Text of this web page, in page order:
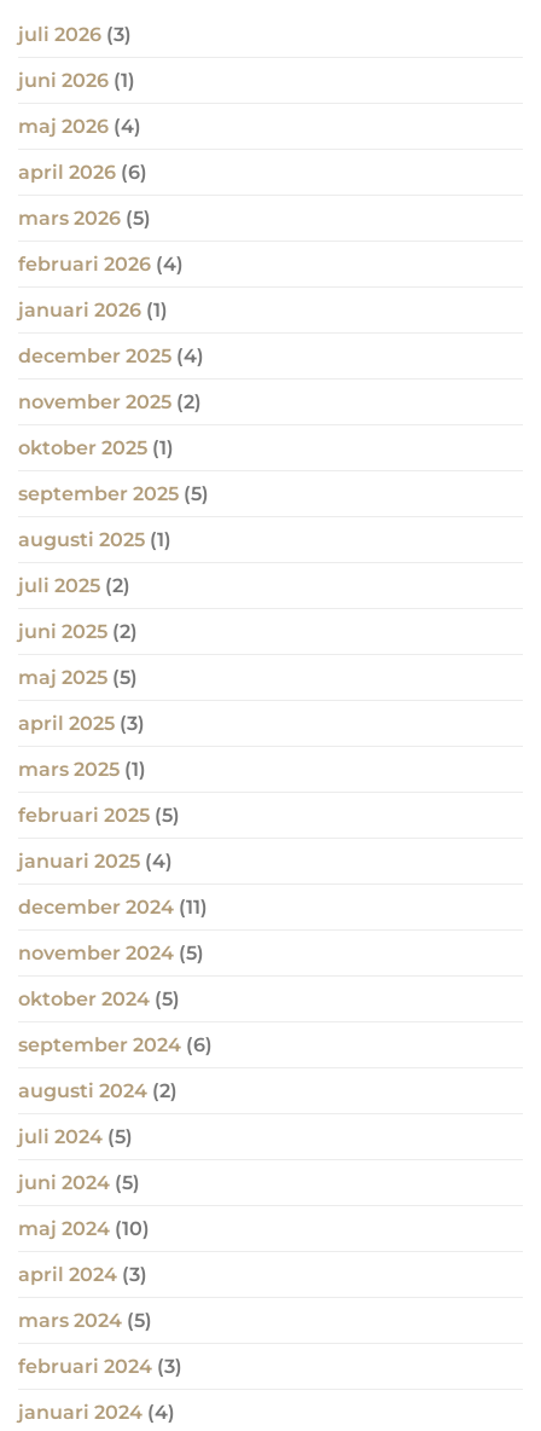
juli 2026 (3)
juni 2026 (1)
maj 2026 (4)
april 2026 (6)
mars 2026 (5)
februari 2026 (4)
januari 2026 (1)
december 2025 (4)
november 2025 (2)
oktober 2025 (1)
september 2025 (5)
augusti 2025 (1)
juli 2025 (2)
juni 2025 (2)
maj 2025 (5)
april 2025 (3)
mars 2025 (1)
februari 2025 (5)
januari 2025 (4)
december 2024 (11)
november 2024 (5)
oktober 2024 (5)
september 2024 (6)
augusti 2024 (2)
juli 2024 (5)
juni 2024 (5)
maj 2024 (10)
april 2024 (3)
mars 2024 (5)
februari 2024 (3)
januari 2024 (4)